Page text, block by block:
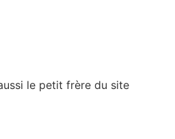
le petit frère du site